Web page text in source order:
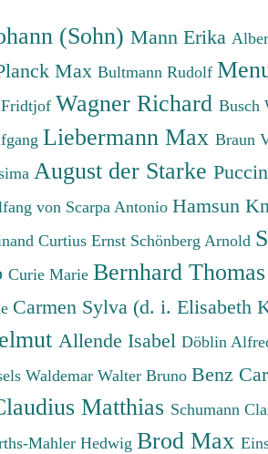
(Sohn)Mann Erika
Max Bultmann Rudolf
Fridtjof Wagner Richard Busch
Liebermann Max Braun
August der Starke
von Scarpa Antonio Hamsun
Curtius Ernst Schönberg Arnold
Curie Marie Bernhard Thomas
Carmen Sylva (d. i. Elisabeth
Allende Isabel Döblin
Waldemar Walter Bruno Benz
Matthias Schumann
Mahler Hedwig Brod Max